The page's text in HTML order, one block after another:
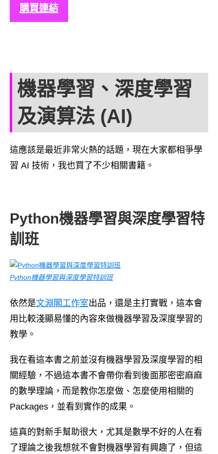
購買連結
機器學習、深度學習
及演算法 (AI)
這應該是最近非常火熱的話題，現在大家都相爭學
習 AI 技術，我也買了不少相關書籍。
Python機器學習與深度學習特
訓班
Python機器學習與深度學習特訓班
依然是文淵閣工作室出品，還是主打實戰，這本會
用比較淺顯易懂的內容來做機器學習及深度學習的
教學。
我在看這本書之前並沒有機器學習及深度學習的相
關經驗，不過這本書不會帶你看到後面那密密麻麻
的數學理論，而是教你怎麼做、怎麼使用相關的
Packages，並看到實作的成果。
這真的對新手幫助很大，尤其是數學不好的人在看
了理論之後我想就不會對機器學習有興趣了，但這